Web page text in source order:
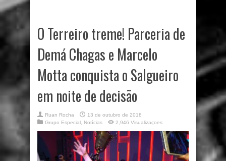
O Terreiro treme! Parceria de
Demá Chagas e Marcelo
Motta conquista o Salgueiro
em noite de decisão
Ruan Rocha
13 de outubro de 2018
Grupo Especial
Notícias 2,946 Visualizaçoes